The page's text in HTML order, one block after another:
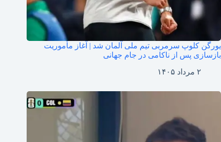
یورگن کلوپ سرمربی تیم ملی آلمان شد | آغاز مأموریت
بازسازی پس از ناکامی در جام جهانی
۲ مرداد ۱۴۰۵